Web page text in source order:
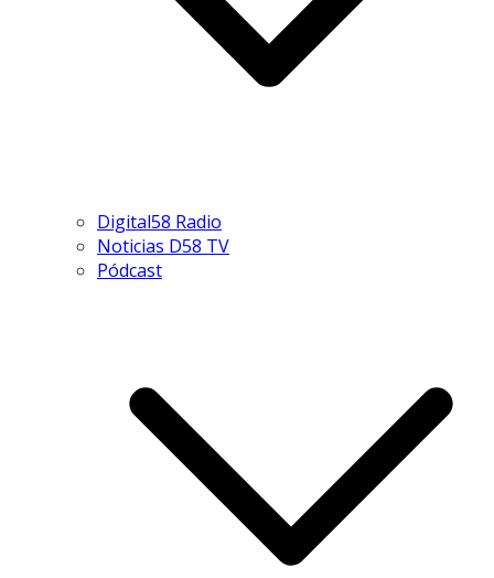
Digital58 Radio
Noticias D58 TV
Pódcast